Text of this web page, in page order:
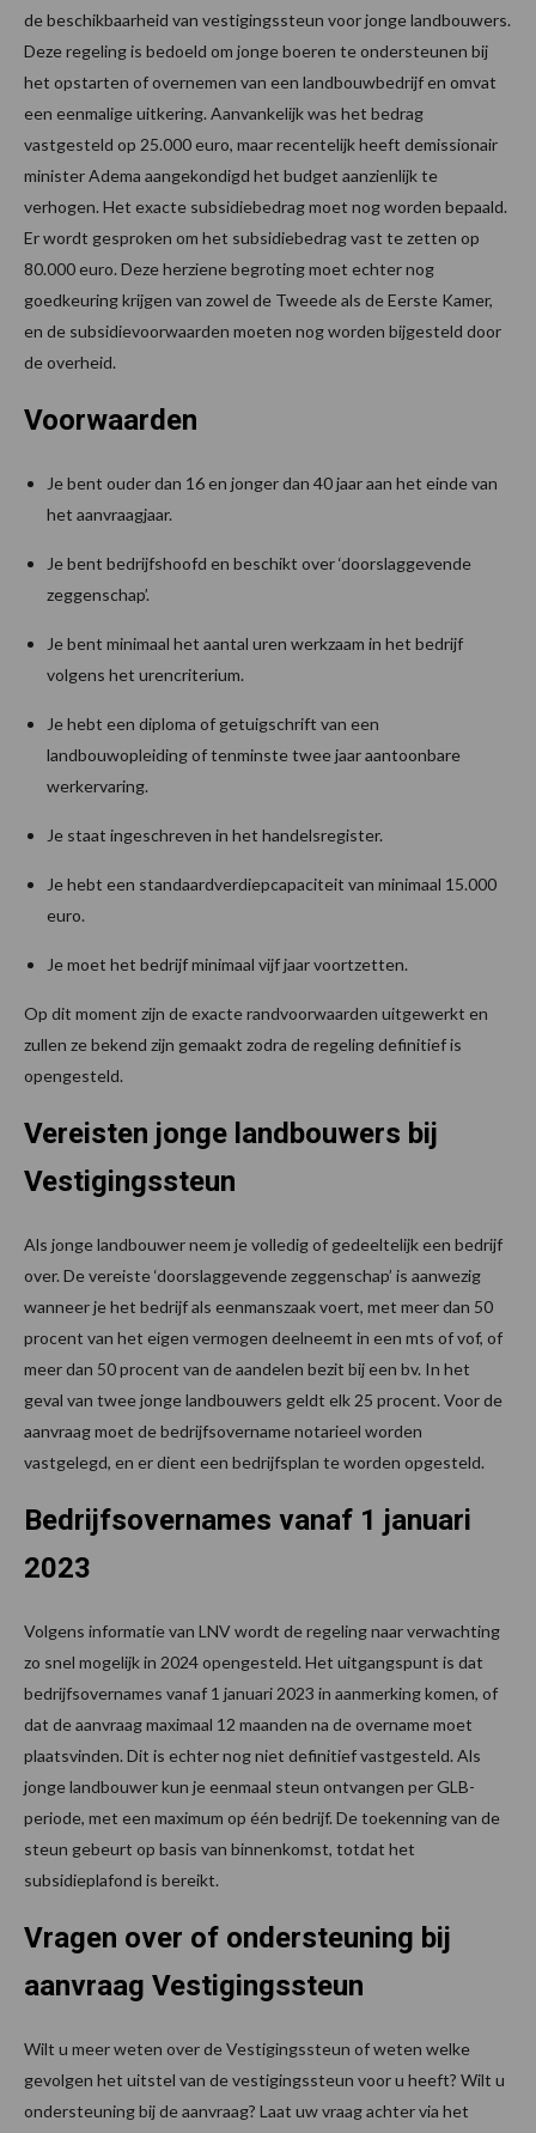
de beschikbaarheid van vestigingssteun voor jonge landbouwers.
Deze regeling is bedoeld om jonge boeren te ondersteunen bij
het opstarten of overnemen van een landbouwbedrijf en omvat
een eenmalige uitkering. Aanvankelijk was het bedrag
vastgesteld op 25.000 euro, maar recentelijk heeft demissionair
minister Adema aangekondigd het budget aanzienlijk te
verhogen. Het exacte subsidiebedrag moet nog worden bepaald.
Er wordt gesproken om het subsidiebedrag vast te zetten op
80.000 euro. Deze herziene begroting moet echter nog
goedkeuring krijgen van zowel de Tweede als de Eerste Kamer,
en de subsidievoorwaarden moeten nog worden bijgesteld door
de overheid.
Voorwaarden
Je bent ouder dan 16 en jonger dan 40 jaar aan het einde van
het aanvraagjaar.
Je bent bedrijfshoofd en beschikt over ‘doorslaggevende
zeggenschap’.
Je bent minimaal het aantal uren werkzaam in het bedrijf
volgens het urencriterium.
Je hebt een diploma of getuigschrift van een
landbouwopleiding of tenminste twee jaar aantoonbare
werkervaring.
Je staat ingeschreven in het handelsregister.
Je hebt een standaardverdiepcapaciteit van minimaal 15.000
euro.
Je moet het bedrijf minimaal vijf jaar voortzetten.
Op dit moment zijn de exacte randvoorwaarden uitgewerkt en
zullen ze bekend zijn gemaakt zodra de regeling definitief is
opengesteld.
Vereisten jonge landbouwers bij
Vestigingssteun
Als jonge landbouwer neem je volledig of gedeeltelijk een bedrijf
over. De vereiste ‘doorslaggevende zeggenschap’ is aanwezig
wanneer je het bedrijf als eenmanszaak voert, met meer dan 50
procent van het eigen vermogen deelneemt in een mts of vof, of
meer dan 50 procent van de aandelen bezit bij een bv. In het
geval van twee jonge landbouwers geldt elk 25 procent. Voor de
aanvraag moet de bedrijfsovername notarieel worden
vastgelegd, en er dient een bedrijfsplan te worden opgesteld.
Bedrijfsovernames vanaf 1 januari
2023
Volgens informatie van LNV wordt de regeling naar verwachting
zo snel mogelijk in 2024 opengesteld. Het uitgangspunt is dat
bedrijfsovernames vanaf 1 januari 2023 in aanmerking komen, of
dat de aanvraag maximaal 12 maanden na de overname moet
plaatsvinden. Dit is echter nog niet definitief vastgesteld. Als
jonge landbouwer kun je eenmaal steun ontvangen per GLB-
periode, met een maximum op één bedrijf. De toekenning van de
steun gebeurt op basis van binnenkomst, totdat het
subsidieplafond is bereikt.
Vragen over of ondersteuning bij
aanvraag Vestigingssteun
Wilt u meer weten over de Vestigingssteun of weten welke
gevolgen het uitstel van de vestigingssteun voor u heeft? Wilt u
ondersteuning bij de aanvraag? Laat uw vraag achter via het